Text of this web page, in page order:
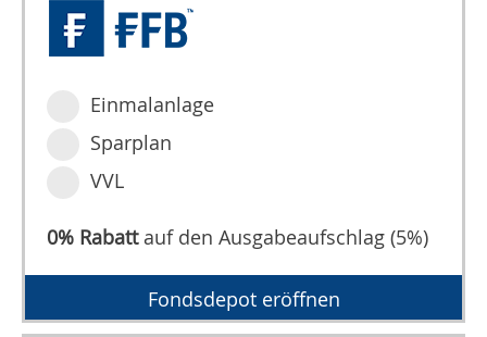
Einmalanlage
Sparplan
VVL
0% Rabattauf den Ausgabeaufschlag (5%)
Fondsdepot eröffnen